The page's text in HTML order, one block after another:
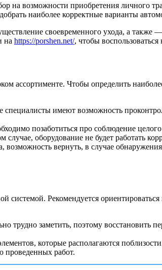
на возможности приобретения личного
наиболее корректные варианты
своевременного ухода, а также
на https://porshen.net/, чтобы
ассортименте. Чтобы определить
имеют возможность
позаботиться про соблюдение
оборудование не будет работать
возможность вернуть, в случае
Рекомендуется ориентироваться
трудно заметить, поэтому восстановить
которые располагаются
проведенных работ.